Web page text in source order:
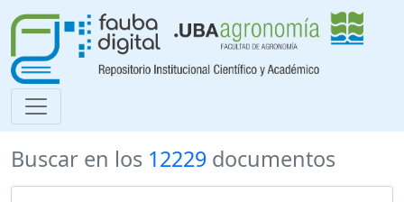
Buscar en los 12229 documentos